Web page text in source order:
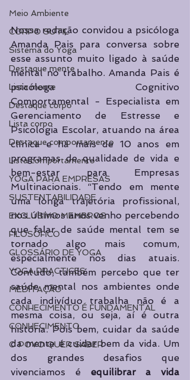
Meio Ambiente
CORPO SUTIL
Sistema do Yoga
Destaque mente
Lista mente
Destaque corpo
Lista corpo
Destaque comportamento
Lista comportamento
YOGA PARA EMPRESAS
SUSTENTABILIDADE
EXCLUSIVO MEMBROS
FILOSÓFICO
GLOSSÁRIO DE YOGA
YOGA PRACTICES
MEDITAÇÃO
CONHECIMENTO É FUNDAMENTAL
CONHECIMENTO
O POVO QUER SABER
Nossa redação convidou a psicóloga
Amanda Pais para conversa sobre
esse assunto muito ligado à saúde
mental no trabalho. Amanda Pais é
psicóloga Cognitivo
Comportamental - Especialista em
Gerenciamento de Estresse e
Psicologia Escolar, atuando na área
clínica e há mais de 10 anos em
programas de qualidade de vida e
bem-estar para Empresas
Multinacionais. “Tendo em mente
uma longa trajetória profissional,
nos últimos anos venho percebendo
que falar de saúde mental tem se
tornado algo mais comum,
especialmente nos dias atuais.
Contudo, também percebo que ter
saúde mental nos ambientes onde
cada indivíduo trabalha não é a
mesma coisa, ou seja, aí é outra
história. Pois bem, cuidar da saúde
da mente é cuidar bem da vida. Um
dos grandes desafios que
vivenciamos é equilibrar a vida